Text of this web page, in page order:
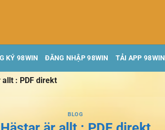
KÝ 98WIN ĐĂNG NHẬP 98WIN TẢI APP 98WIN
allt : PDF direkt
BLOG